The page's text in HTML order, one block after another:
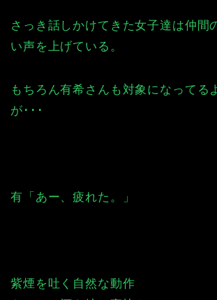
さっき話しかけてきた女子達は仲間
い声を上げている。
もちろん有希さんも対象になってる
が･･･
有「あー、疲れた。」
紫煙を吐く自然な動作